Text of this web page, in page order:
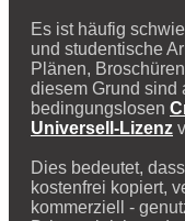
Es ist häufig
und studentische
Plänen,
diesem Grund sind
bedingungslosen
Universell-Lizenz
Dies bedeutet,
kostenfrei kopiert,
kommerziell -